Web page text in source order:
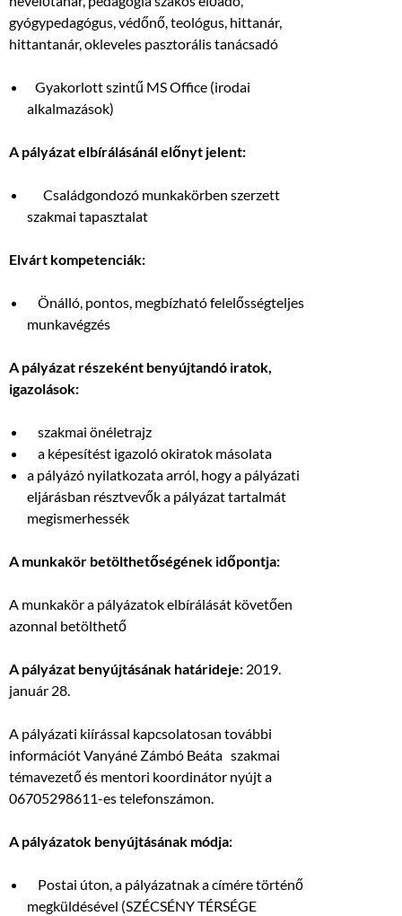
gyógypedagógus, védőnő, teológus, hittanár,
hittantanár, okleveles pasztorális tanácsadó
Gyakorlott szintű MS Office (irodai
alkalmazások)
A pályázat elbírálásánál előnyt jelent:
Családgondozó munkakörben szerzett
szakmai tapasztalat
Elvárt kompetenciák:
Önálló, pontos, megbízható felelősségteljes
munkavégzés
A pályázat részeként benyújtandó iratok,
igazolások:
szakmai önéletrajz
a képesítést igazoló okiratok másolata
a pályázó nyilatkozata arról, hogy a pályázati
eljárásban résztvevők a pályázat tartalmát
megismerhessék
A munkakör betölthetőségének időpontja:
A munkakör a pályázatok elbírálását követően
azonnal betölthető
A pályázat benyújtásának határideje: 2019.
január 28.
A pályázati kiírással kapcsolatosan további
információt Vanyáné Zámbó Beáta szakmai
témavezető és mentori koordinátor nyújt a
06705298611-es telefonszámon.
A pályázatok benyújtásának módja:
Postai úton, a pályázatnak a címére történő
megküldésével (SZÉCSÉNY TÉRSÉGE